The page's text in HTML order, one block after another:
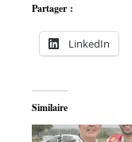
Partager :
LinkedIn
Similaire